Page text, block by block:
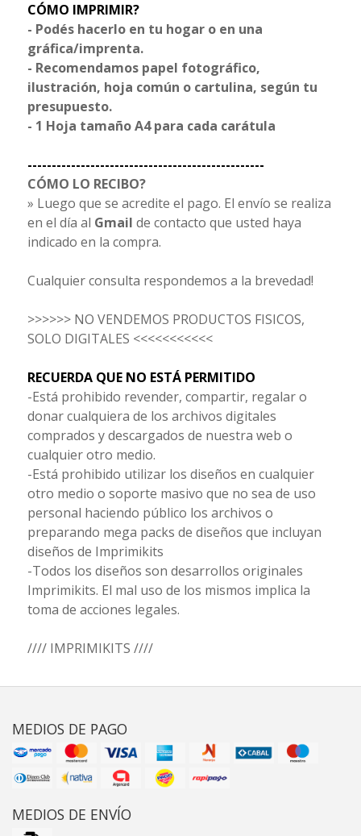
CÓMO IMPRIMIR?
- Podés hacerlo en tu hogar o en una
gráfica/imprenta.
- Recomendamos papel fotográfico,
ilustración, hoja común o cartulina, según tu
presupuesto.
- 1 Hoja tamaño A4 para cada carátula
-------------------------------------------------
CÓMO LO RECIBO?
» Luego que se acredite el pago. El envío se realiza
en el día al Gmail de contacto que usted haya
indicado en la compra.
Cualquier consulta respondemos a la brevedad!
>>>>>> NO VENDEMOS PRODUCTOS FISICOS,
SOLO DIGITALES <<<<<<<<<<<
RECUERDA QUE NO ESTÁ PERMITIDO
-Está prohibido revender, compartir, regalar o
donar cualquiera de los archivos digitales
comprados y descargados de nuestra web o
cualquier otro medio.
-Está prohibido utilizar los diseños en cualquier
otro medio o soporte masivo que no sea de uso
personal haciendo público los archivos o
preparando mega packs de diseños que incluyan
diseños de Imprimikits
-Todos los diseños son desarrollos originales
Imprimikits. El mal uso de los mismos implica la
toma de acciones legales.
//// IMPRIMIKITS ////
MEDIOS DE PAGO
MEDIOS DE ENVÍO